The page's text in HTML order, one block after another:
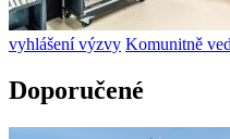
vyhlášení výzvy Komunitně
Doporučené